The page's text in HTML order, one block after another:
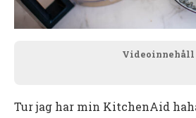
Videoinnehåll
Tur jag har min KitchenAid